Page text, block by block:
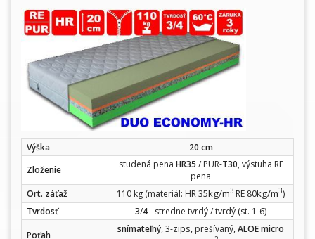
Výška
20 cm
Zloženie
studená pena HR35 / PUR-T30, výstuha RE
pena
Ort. záťaž
110 kg (materiál: HR 35kg/m3 RE 80kg/m3)
Tvrdosť
3/4- stredne tvrdý / tvrdý (st. 1-6)
Poťah
snímateľný, 3-zips, prešívaný, ALOE micro